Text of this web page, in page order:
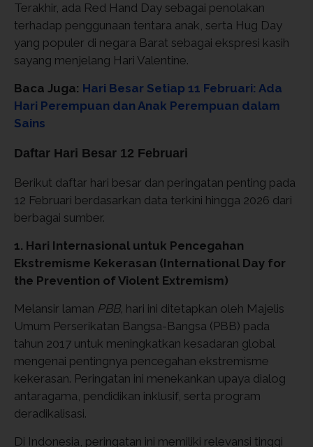
Terakhir, ada Red Hand Day sebagai penolakan
terhadap penggunaan tentara anak, serta Hug Day
yang populer di negara Barat sebagai ekspresi kasih
sayang menjelang Hari Valentine.
Baca Juga: Hari Besar Setiap 11 Februari: Ada
Hari Perempuan dan Anak Perempuan dalam
Sains
Daftar Hari Besar 12 Februari
Berikut daftar hari besar dan peringatan penting pada
12 Februari berdasarkan data terkini hingga 2026 dari
berbagai sumber.
1. Hari Internasional untuk Pencegahan
Ekstremisme Kekerasan (International Day for
the Prevention of Violent Extremism)
Melansir laman PBB, hari ini ditetapkan oleh Majelis
Umum Perserikatan Bangsa-Bangsa (PBB) pada
tahun 2017 untuk meningkatkan kesadaran global
mengenai pentingnya pencegahan ekstremisme
kekerasan. Peringatan ini menekankan upaya dialog
antaragama, pendidikan inklusif, serta program
deradikalisasi.
Di Indonesia, peringatan ini memiliki relevansi tinggi